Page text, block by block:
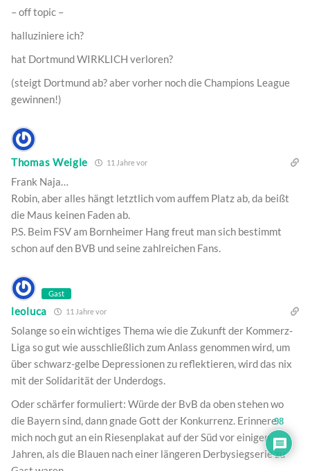
– off topic –
halluziniere ich?
hat Dortmund WIRKLICH verloren?
(steigt Dortmund ab? aber vorher noch die Champions League
gewinnen!)
Thomas Weigle 11 Jahre vor
Frank Naja…
Robin, aber alles hängt letztlich vom auffem Platz ab, da beißt
die Maus keinen Faden ab.
P.S. Beim FSV am Bornheimer Hang freut man sich bestimmt
schon auf den BVB und seine zahlreichen Fans.
Gast
leoluca 11 Jahre vor
Solange so ein wichtiges Thema wie die Zukunft der Kommerz-
Liga so gut wie ausschließlich zum Anlass genommen wird, um
über schwarz-gelbe Depressionen zu reflektieren, wird das nix
mit der Solidarität der Underdogs.
Oder schärfer formuliert: Würde der BvB da oben stehen wo
die Bayern sind, dann gnade Gott der Konkurrenz. Erinnere
mich noch gut an ein Riesenplakat auf der Süd vor einigen
Jahren, als die Blauen nach einer längeren Derbysiegserie zu
98